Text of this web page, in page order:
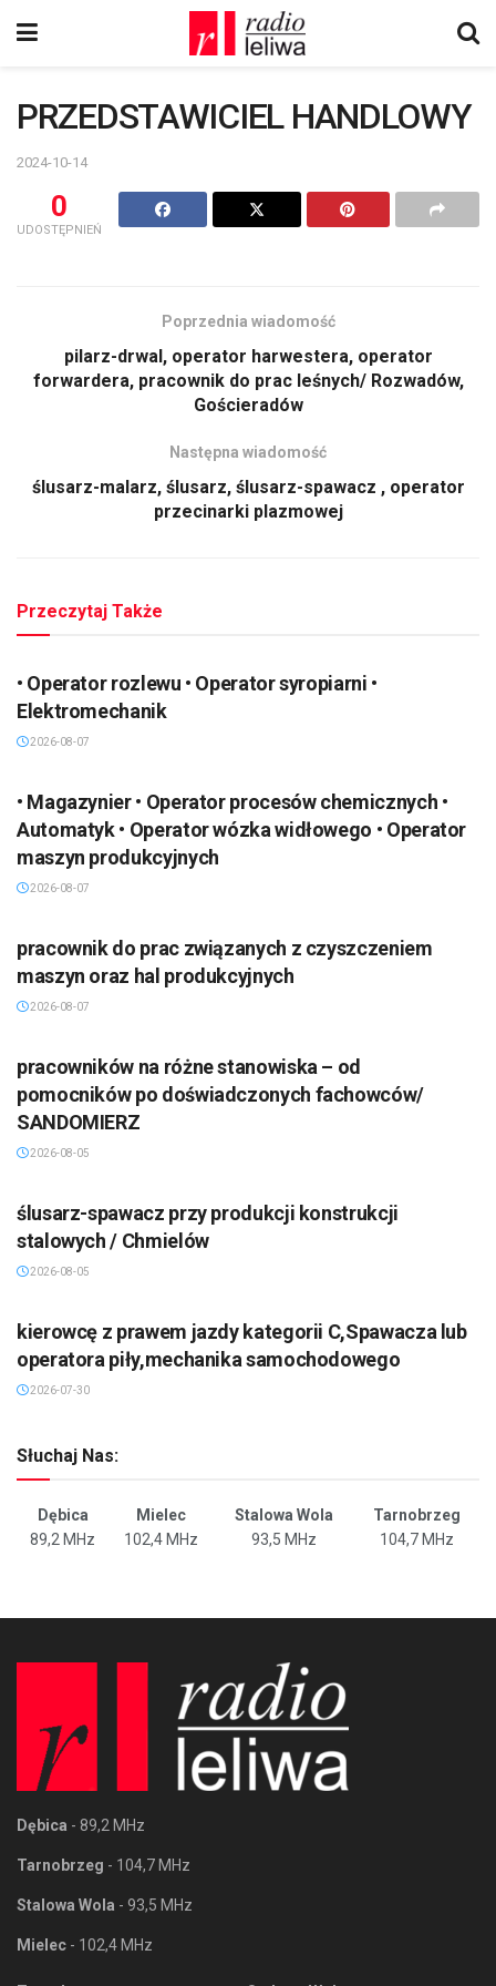
PRZEDSTAWICIEL HANDLOWY
2024-10-14
0
UDOSTĘPNIEŃ
Poprzednia wiadomość
pilarz-drwal, operator harwestera, operator
forwardera, pracownik do prac leśnych/ Rozwadów,
Gościeradów
Następna wiadomość
ślusarz-malarz, ślusarz, ślusarz-spawacz , operator
przecinarki plazmowej
Przeczytaj Także
• Operator rozlewu • Operator syropiarni •
Elektromechanik
2026-08-07
• Magazynier • Operator procesów chemicznych •
Automatyk • Operator wózka widłowego • Operator
maszyn produkcyjnych
2026-08-07
pracownik do prac związanych z czyszczeniem
maszyn oraz hal produkcyjnych
2026-08-07
pracowników na różne stanowiska – od
pomocników po doświadczonych fachowców/
SANDOMIERZ
2026-08-05
ślusarz-spawacz przy produkcji konstrukcji
stalowych / Chmielów
2026-08-05
kierowcę z prawem jazdy kategorii C,Spawacza lub
operatora piły,mechanika samochodowego
2026-07-30
Słuchaj Nas:
Dębica Mielec Stalowa Wola
Tarnobrzeg
89,2 MHz
102,4 MHz 93,5 MHz 104,7 MHz
Dębica - 89,2 MHz
Tarnobrzeg - 104,7 MHz
Stalowa Wola - 93,5 MHz
Mielec - 102,4 MHz